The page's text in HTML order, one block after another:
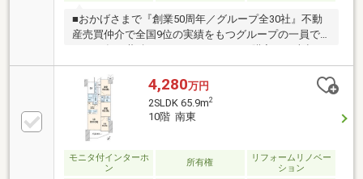
■おかげさまで『創業50周年／グループ全30社』不動
産売買仲介で全国9位の実績をもつグループの一員で
す。50年の蓄積されたノウハウで、ご購入・ご売却・
お買替え全てをサポート致します。■選ばれ続けて
「お客様の声」2000件以上突破！多くの信頼と感謝の
言葉を頂く、実績と信頼の東宝ハウス船橋にお任せく
ださい。■独自のFP相談【未来カレンダー】資金計画
の漠然とした不安を『見える化』して幸せな未来への
スタートを切りましょう。■業界初の無料アフターサ
ポート【TOHO HOUSE CLUB】ご購入後もお客様の
『住まい』と『暮らし』の安心・安全を無料で守りま
4,280万円
2SLDK 65.9m2
10階 南東
モニタ付インターホ
ン
所有権
リフォームリノベー
ション